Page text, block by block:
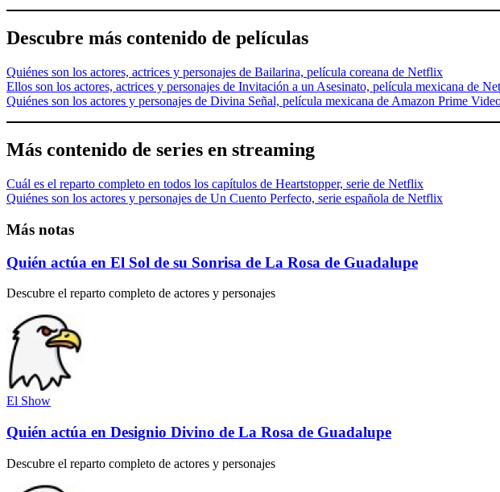
Descubre más contenido de películas
Quiénes son los actores, actrices y personajes de Bailarina, película coreana de Netflix
Ellos son los actores, actrices y personajes de Invitación a un Asesinato, película mexicana de
Quiénes son los actores y personajes de Divina Señal, película mexicana de Amazon Prime
Más contenido de series en streaming
Cuál es el reparto completo en todos los capítulos de Heartstopper, serie de Netflix
Quiénes son los actores y personajes de Un Cuento Perfecto, serie española de Netflix
Más notas
Quién actúa en El Sol de su Sonrisa de La Rosa de Guadalupe
Descubre el reparto completo de actores y personajes
El Show
Quién actúa en Designio Divino de La Rosa de Guadalupe
Descubre el reparto completo de actores y personajes